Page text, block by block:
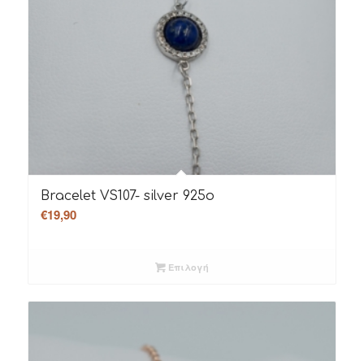
Bracelet VS107- silver 925o
€19,90
Επιλογή